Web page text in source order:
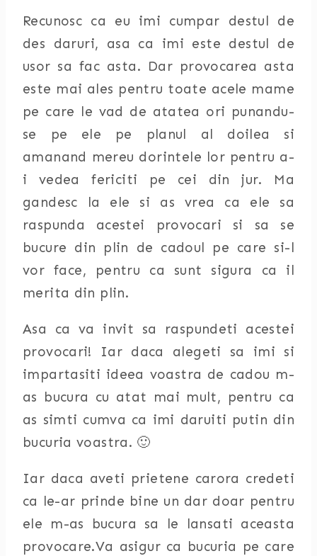
Recunosc ca eu imi cumpar destul de
des daruri, asa ca imi este destul de
usor sa fac asta. Dar provocarea asta
este mai ales pentru toate acele mame
pe care le vad de atatea ori punandu-
se pe ele pe planul al doilea si
amanand mereu dorintele lor pentru a-
i vedea fericiti pe cei din jur. Ma
gandesc la ele si as vrea ca ele sa
raspunda acestei provocari si sa se
bucure din plin de cadoul pe care si-l
vor face, pentru ca sunt sigura ca il
merita din plin.
Asa ca va invit sa raspundeti acestei
provocari! Iar daca alegeti sa imi si
impartasiti ideea voastra de cadou m-
as bucura cu atat mai mult, pentru ca
as simti cumva ca imi daruiti putin din
bucuria voastra. 🙂
Iar daca aveti prietene carora credeti
ca le-ar prinde bine un dar doar pentru
ele m-as bucura sa le lansati aceasta
provocare.Va asigur ca bucuria pe care